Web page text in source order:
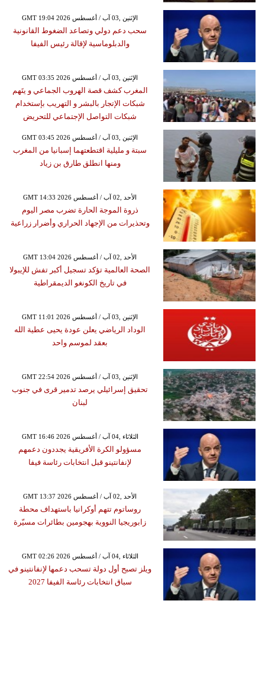
GMT 19:04 2026 الإثنين ,03 آب / أغسطس
سحب دعم دولي وتصاعد الضغوط القانونية
والدبلوماسية لإقالة رئيس الفيفا
GMT 03:35 2026 الإثنين ,03 آب / أغسطس
المغرب كشف قصة الهروب الجماعي و يتَهم
شبكات الإتجار بالبشر و التهريب بإستخدام
شبكات التواصل الإجتماعي للتحريض
GMT 03:45 2026 الإثنين ,03 آب / أغسطس
سبتة و مليلية اقتطعتهما إسبانيا من المغرب
ومنها انطلق طارق بن زياد
GMT 14:33 2026 الأحد ,02 آب / أغسطس
ذروة الموجة الحارة تضرب مصر اليوم
وتحذيرات من الإجهاد الحراري وأضرار زراعية
GMT 13:04 2026 الأحد ,02 آب / أغسطس
الصحة العالمية تؤكد تسجيل أكبر تفش للإيبولا
في تاريخ الكونغو الديمقراطية
GMT 11:01 2026 الإثنين ,03 آب / أغسطس
الوداد الرياضي يعلن عودة يحيى عطية الله
بعقد لموسم واحد
GMT 22:54 2026 الإثنين ,03 آب / أغسطس
تحقيق إسرائيلي يرصد تدمير قرى في جنوب
لبنان
GMT 16:46 2026 الثلاثاء ,04 آب / أغسطس
مسؤولو الكرة الأفريقية يجددون دعمهم
لإنفانتينو قبل انتخابات رئاسة فيفا
GMT 13:37 2026 الأحد ,02 آب / أغسطس
روساتوم تتهم أوكرانيا باستهداف محطة
زابوريجيا النووية بهجومين بطائرات مسيّرة
GMT 02:26 2026 الثلاثاء ,04 آب / أغسطس
ويلز تصبح أول دولة تسحب دعمها لإنفانتينو في
سباق انتخابات رئاسة الفيفا 2027